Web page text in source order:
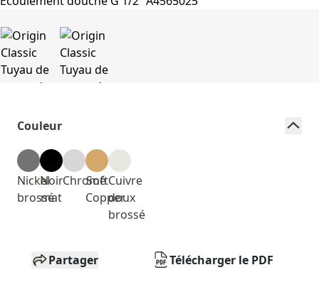
Couleur
Nickel
brossé
Noir
mat
Chromé
Soft
Copper
Cuivre
doux
brossé
Partager Télécharger le PDF